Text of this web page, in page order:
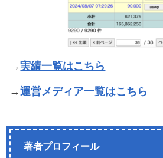
→実績一覧はこちら
→運営メディア一覧はこちら
著者プロフィール